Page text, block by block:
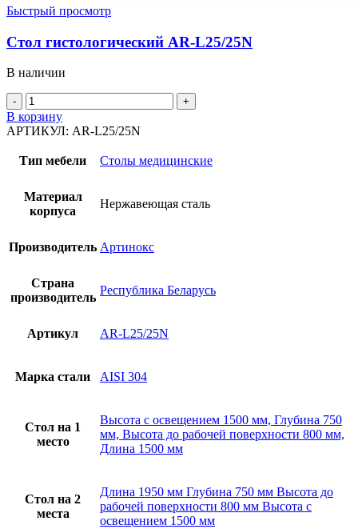
Быстрый просмотр
Стол гистологический AR-L25/25N
В наличии
Количество
товара
Стол
AR-
В корзину
АРТИКУЛ: AR-L25/25N
Тип мебели Столы медицинские
Материал
корпуса
Нержавеющая сталь
Производитель Артинокс
Страна
производитель
Республика Беларусь
Артикул AR-L25/25N
Марка стали AISI 304
Стол на 1
место
Высота с освещением 1500 мм, Глубина 750
мм, Высота до рабочей поверхности 800 мм,
Длина 1500 мм
Стол на 2
места
Длина 1950 мм Глубина 750 мм Высота до
рабочей поверхности 800 мм Высота с
освещением 1500 мм